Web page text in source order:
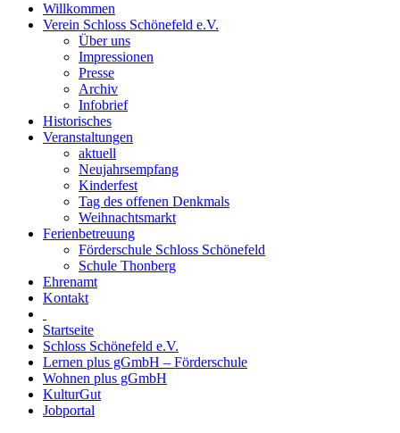
Willkommen
Verein Schloss Schönefeld e.V.
Über uns
Impressionen
Presse
Archiv
Infobrief
Historisches
Veranstaltungen
aktuell
Neujahrsempfang
Kinderfest
Tag des offenen Denkmals
Weihnachtsmarkt
Ferienbetreuung
Förderschule Schloss Schönefeld
Schule Thonberg
Ehrenamt
Kontakt
Startseite
Schloss Schönefeld e.V.
Lernen plus gGmbH – Förderschule
Wohnen plus gGmbH
KulturGut
Jobportal